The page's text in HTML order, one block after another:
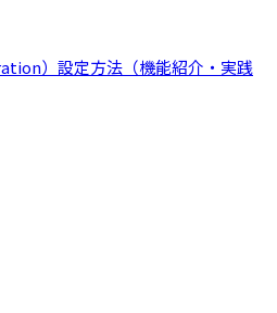
）設定方法（機能紹介・実践